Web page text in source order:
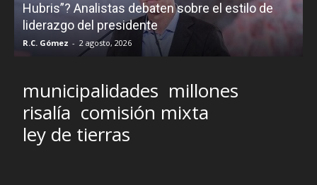
Hubris”? Analistas debaten sobre el estilo de
liderazgo del presidente
R.C. Gómez - 2 agosto, 2026
municipalidades millones
risalía comisión mixta
ley de tierras